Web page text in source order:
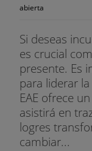
abierta
Si deseas
es crucial
presente. Es
para liderar
EAE ofrece
asistirá en
logres
cambiar...